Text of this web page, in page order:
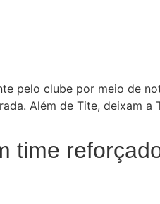
pelo clube por meio de
Além de Tite, deixam a
time